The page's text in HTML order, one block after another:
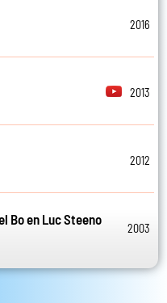
2016
2013
2012
Bo en Luc Steeno
2003